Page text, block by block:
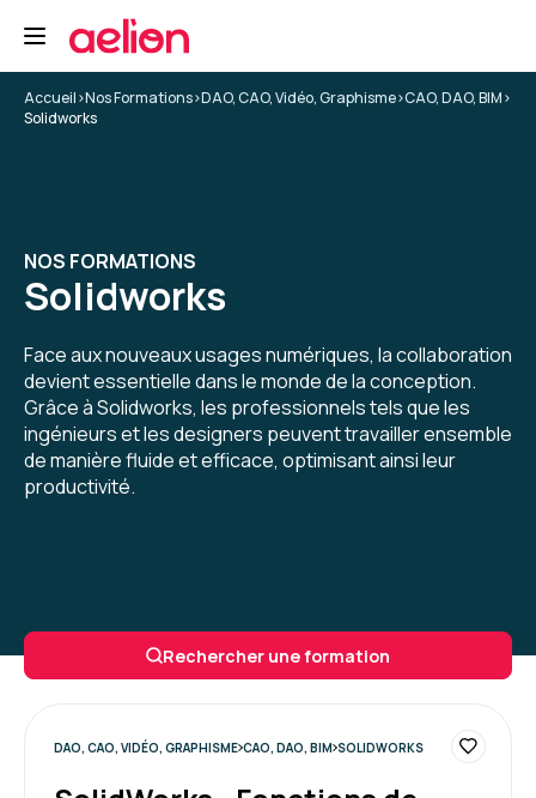
Accueil>Nos Formations>DAO, CAO, Vidéo, Graphisme>CAO, DAO, BIM>
Solidworks
NOS FORMATIONS
Solidworks
Face aux nouveaux usages numériques, la collaboration
devient essentielle dans le monde de la conception.
Grâce à Solidworks, les professionnels tels que les
ingénieurs et les designers peuvent travailler ensemble
de manière fluide et efficace, optimisant ainsi leur
productivité.
Rechercher une formation
DAO, CAO, VIDÉO, GRAPHISME CAO, DAO, BIM SOLIDWORKS